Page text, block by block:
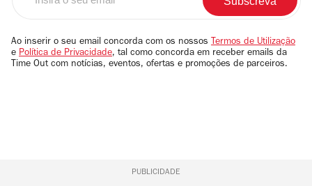
email
Ao inserir o seu email concorda com os nossos Termos de Utilização
e Política de Privacidade, tal como concorda em receber emails da
Time Out com notícias, eventos, ofertas e promoções de parceiros.
PUBLICIDADE